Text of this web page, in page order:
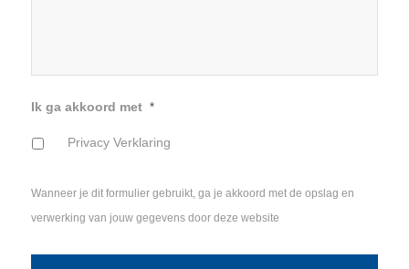
Ik ga akkoord met *
Privacy Verklaring
Wanneer je dit formulier gebruikt, ga je akkoord met de opslag en
verwerking van jouw gegevens door deze website